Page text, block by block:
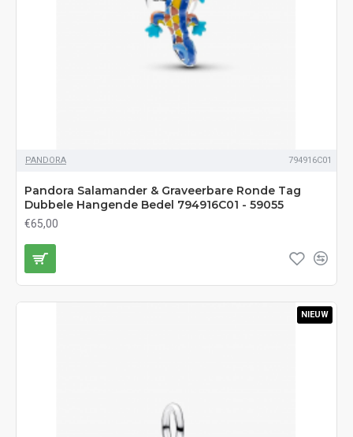
PANDORA 794916C01
Pandora Salamander & Graveerbare Ronde Tag
Dubbele Hangende Bedel 794916C01 - 59055
€65,00
NIEUW